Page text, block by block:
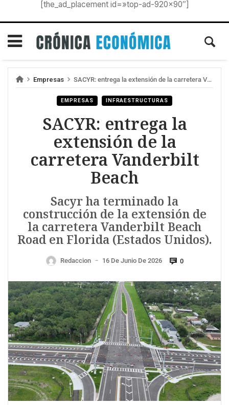
[the_ad_placement id=»top-ad-920×90″]
Empresas SACYR: entrega la extensión de la carretera Vanderbilt Beach
EMPRESAS INFRAESTRUCTURAS
SACYR: entrega la
extensión de la
carretera Vanderbilt
Beach
Sacyr ha terminado la
construcción de la extensión de
la carretera Vanderbilt Beach
Road en Florida (Estados Unidos).
Redaccion — 16 De Junio De 2026 0